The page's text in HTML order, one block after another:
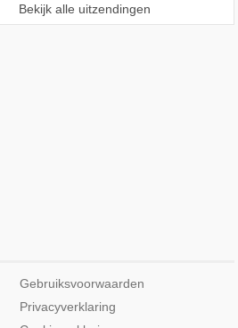
Bekijk alle uitzendingen
Gebruiksvoorwaarden
Privacyverklaring